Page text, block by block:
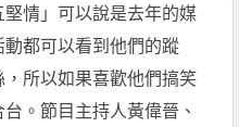
情」可以說是去年的媒
都可以看到他們的蹤
所以如果喜歡他們搞笑
。節目主持人黃偉晉、